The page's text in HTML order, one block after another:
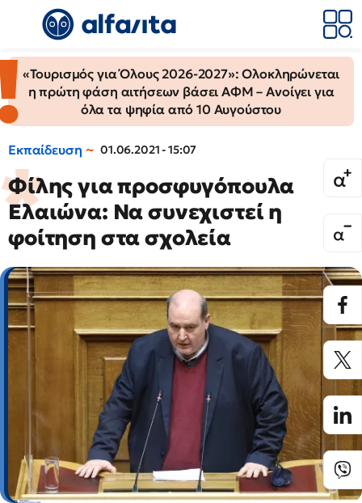
«Τουρισμός για Όλους 2026-2027»: Ολοκληρώνεται
η πρώτη φάση αιτήσεων βάσει ΑΦΜ – Ανοίγει για
όλα τα ψηφία από 10 Αυγούστου
Εκπαίδευση 01.06.2021 - 15:07
Φίλης για προσφυγόπουλα
Ελαιώνα: Να συνεχιστεί η
φοίτηση στα σχολεία